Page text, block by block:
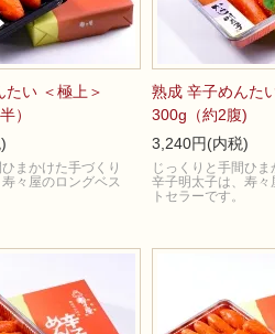
たい ＜極上＞
）
まかけた手づくり
々屋のロングベス
熟成 辛子めんた
300g（約2腹)
3,240円(内税)
じっくりと手間ひま
辛子明太子は、寿々
トセラーです。